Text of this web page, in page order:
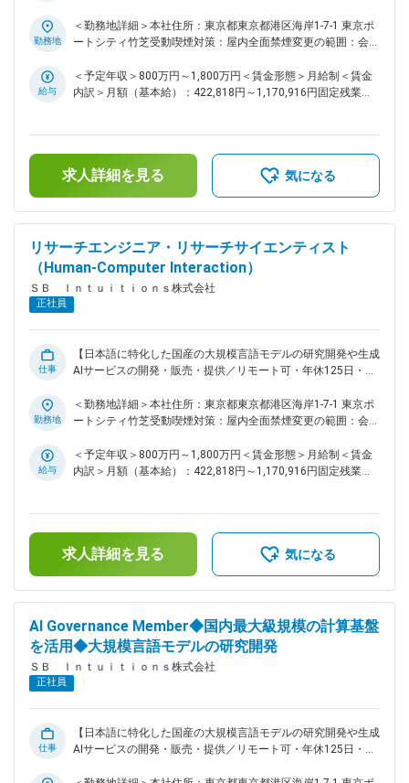
オなど）、工学、創薬、医療に関する生成AI（大規模言語モデ
ル及びその応用）の研究開発 ・上記分野の研究と産業に資す
要素技術開発及びシステム構築 ・例1）大規模言語モデルの学
習及び評価 ・例2）LLMエージェントの構築及び評価 ・知財
勤務地
＜勤務地詳細＞本社住所：東京都東京都港区海岸1-7-1 東京ポ
ートシティ竹芝受動喫煙対策：屋内全面禁煙変更の範囲：会社
給与
＜予定年収＞800万円～1,800万円＜賃金形態＞月給制＜賃金
内訳＞月額（基本給）：422,818円～1,170,916円固定残業手
＜残業手当＞有＜給与補足＞※上限金額はその限りではござい
ません※別途インセンティブが支給されることがあります賃金
はあくまでも目安の金額であり、選考を通じて上下する可能性
求人詳細を見る 気になる
リサーチエンジニア・リサーチサイエンティスト
（Human-Computer Interaction）
ＳＢ Ｉｎｔｕｉｔｉｏｎｓ株式会社
正社員
仕事
【日本語に特化した国産の大規模言語モデルの研究開発や生成
AIサービスの開発・販売・提供／リモート可・年休125日・フ
ル・ビジョンランゲージモデル等）を活用したインタラクティ
ブシステムの研究開発 ・生成AIプロダクトによる問題解決の
価するためのユーザ実験の実施 ・実証実験システムの開発 ・
得られた成果を事業に還元するとともに論文や特許、対外発表
にHCIの専門家として貢献 ■仕事の魅力 ・当社の所有する国内
最大級規模の計算基盤を使ってHCIx生成AI分野の研究開発を行
います。その成果を多くのユーザに届けるための事業化に向け
デル、生成モデルなど生成AIの様々な分野の研究者、エンジニ
アと協調して研究開発を進めることができます。 変更の範
囲：会社の定める業務
勤務地
＜勤務地詳細＞本社住所：東京都東京都港区海岸1-7-1 東京ポ
ートシティ竹芝受動喫煙対策：屋内全面禁煙変更の範囲：会社
給与
＜予定年収＞800万円～1,800万円＜賃金形態＞月給制＜賃金
内訳＞月額（基本給）：422,818円～1,170,916円固定残業手
＜残業手当＞有＜給与補足＞※上限金額はその限りではござい
ません※別途インセンティブが支給されることがあります賃金
はあくまでも目安の金額であり、選考を通じて上下する可能性
求人詳細を見る 気になる
AI Governance Member◆国内最大級規模の計算基盤
を活用◆大規模言語モデルの研究開発
ＳＢ Ｉｎｔｕｉｔｉｏｎｓ株式会社
正社員
仕事
【日本語に特化した国産の大規模言語モデルの研究開発や生成
AIサービスの開発・販売・提供／リモート可・年休125日・フ